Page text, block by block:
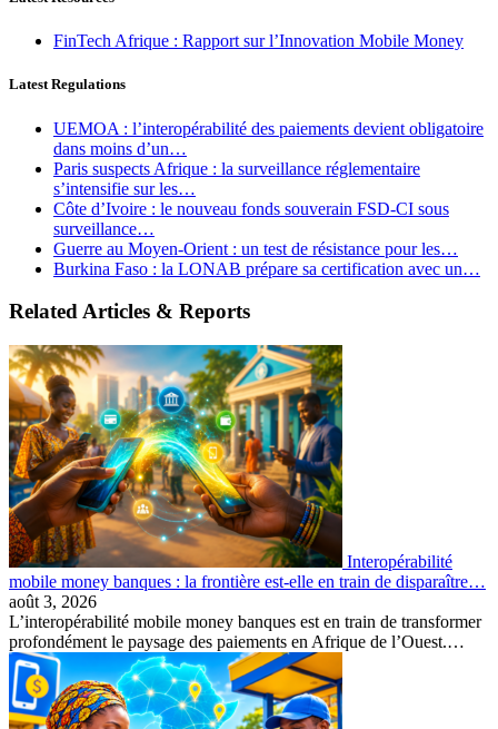
FinTech Afrique : Rapport sur l’Innovation Mobile Money
Latest Regulations
UEMOA : l’interopérabilité des paiements devient obligatoire
dans moins d’un…
Paris suspects Afrique : la surveillance réglementaire
s’intensifie sur les…
Côte d’Ivoire : le nouveau fonds souverain FSD-CI sous
surveillance…
Guerre au Moyen-Orient : un test de résistance pour les…
Burkina Faso : la LONAB prépare sa certification avec un…
Related Articles & Reports
Interopérabilité
mobile money banques : la frontière est-elle en train de disparaître…
août 3, 2026
L’interopérabilité mobile money banques est en train de transformer
profondément le paysage des paiements en Afrique de l’Ouest.…